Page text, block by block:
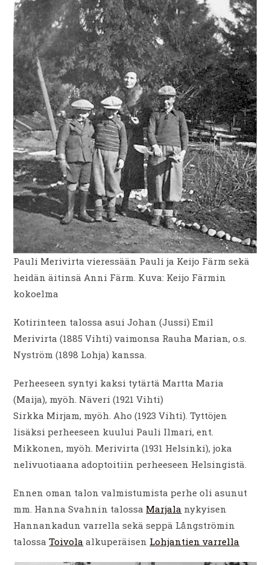
Pauli Merivirta vieressään Pauli ja Keijo Färm sekä
heidän äitinsä Anni Färm. Kuva: Keijo Färmin
kokoelma
Kotirinteen talossa asui Johan (Jussi) Emil
Merivirta (1885 Vihti) vaimonsa Rauha Marian, o.s.
Nyström (1898 Lohja) kanssa.
Perheeseen syntyi kaksi tytärtä Martta Maria
(Maija), myöh. Näveri (1921 Vihti)
Sirkka Mirjam, myöh. Aho (1923 Vihti). Tyttöjen
lisäksi perheeseen kuului Pauli Ilmari, ent.
Mikkonen, myöh. Merivirta (1931 Helsinki), joka
nelivuotiaana adoptoitiin perheeseen Helsingistä.
Ennen oman talon valmistumista perhe oli asunut
mm. Hanna Svahnin talossa Marjala nykyisen
Hannankadun varrella sekä seppä Långströmin
talossaToivola alkuperäisen Lohjantien varrella